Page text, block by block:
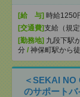
[給 与] 時給1250
[交通費]支給（規定
[勤務地] 九段下駅
分 / 神保町駅から
＜SEKAI NO
のサポート